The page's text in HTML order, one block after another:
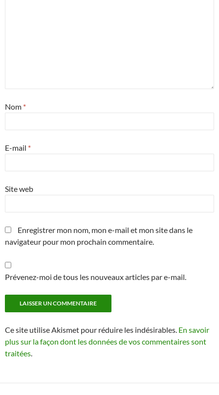
Nom *
E-mail *
Site web
Enregistrer mon nom, mon e-mail et mon site dans le
navigateur pour mon prochain commentaire.
Prévenez-moi de tous les nouveaux articles par e-mail.
Ce site utilise Akismet pour réduire les indésirables. En savoir
plus sur la façon dont les données de vos commentaires sont
traitées.